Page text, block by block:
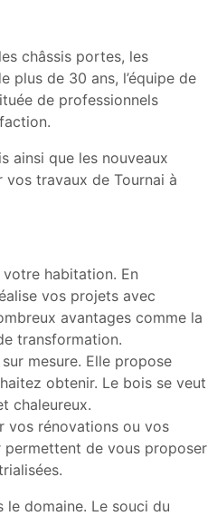
châssis portes, les
plus de 30 ans, l’équipe de
de professionnels
ainsi que les nouveaux
vos travaux de Tournai à
habitation. En
vos projets avec
avantages comme la
transformation.
mesure. Elle propose
obtenir. Le bois se veut
chaleureux.
vos rénovations ou vos
permettent de vous proposer
domaine. Le souci du